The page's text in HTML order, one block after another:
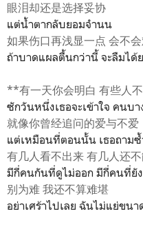
眼泪却还是选择妥协
แต่น้ำตากลับยอมจำนน
如果伤口再浅显一点 会不
ถ้าบาดแผลตื้นกว่านี้ จะลืมได้
**有一天你会明白 有些人
ซักวันหนึ่งเธอจะเข้าใจ คนบ
就像你曾经追问的爱与不爱
แต่เหมือนที่ตอนนั้น เธอถามซ้
有几人看不出来 有几人还
มีกี่คนกันที่ดูไม่ออก มีกี่คนที่ยั
别为难 我还不算难堪
อย่าเศร้าไปเลย ฉันไม่แย่ขน